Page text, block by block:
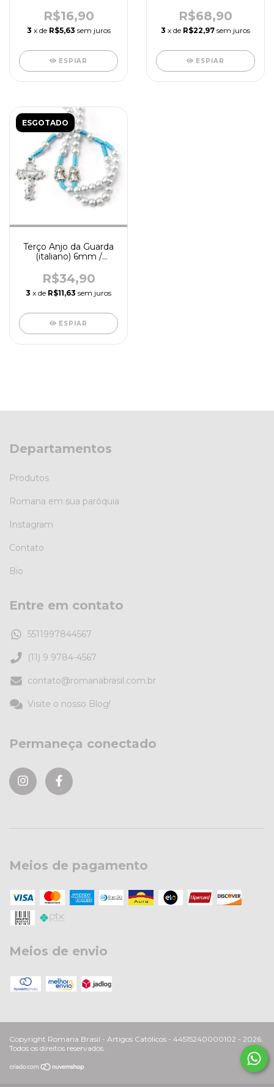
R$16,90
3 x de R$5,63 sem juros
ESPIAR
R$68,90
3 x de R$22,97 sem juros
ESPIAR
ESGOTADO
Terço Anjo da Guarda
(italiano) 6mm /
R$34,90
3 x de R$11,63 sem juros
ESPIAR
Departamentos
Produtos
Romana em sua paróquia
Instagram
Contato
Bio
Entre em contato
5511997844567
(11) 9 9784-4567
contato@romanabrasil.com.br
Visite o nosso Blog!
Permaneça conectado
Meios de pagamento
Meios de envio
Copyright Romana Brasil - Artigos Católicos - 44515240000102 - 2026.
Todos os direitos reservados.